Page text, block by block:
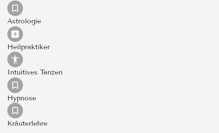
Astrologie
Heilpraktiker
Intuitives Tanzen
Hypnose
Kräuterlehre